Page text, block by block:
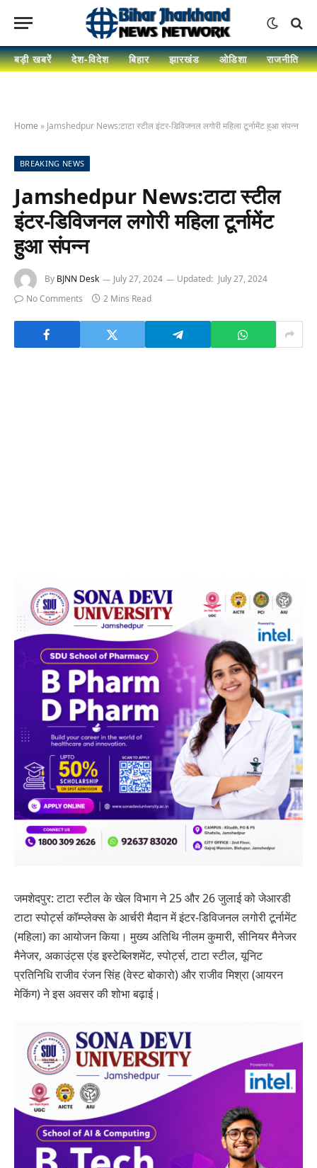
बड़ी खबरें देश-विदेश बिहार झारखंड ओडिशा राजनीति
Home » Jamshedpur News:टाटा स्टील इंटर-डिविजनल लगोरी महिला टूर्नामेंट हुआ संपन्न
BREAKING NEWS
Jamshedpur News:टाटा स्टील
इंटर-डिविजनल लगोरी महिला टूर्नामेंट
हुआ संपन्न
By BJNN Desk July 27, 2024 Updated: July 27, 2024
No Comments
2 Mins Read
जमशेदपुर: टाटा स्टील के खेल विभाग ने 25 और 26 जुलाई को जेआरडी
टाटा स्पोर्ट्स कॉम्प्लेक्स के आर्चरी मैदान में इंटर-डिविजनल लगोरी टूर्नामेंट
(महिला) का आयोजन किया। मुख्य अतिथि नीलम कुमारी, सीनियर मैनेजर
मैनेजर, अकाउंट्स एंड इस्टेब्लिशमेंट, स्पोर्ट्स, टाटा स्टील, यूनिट
प्रतिनिधि राजीव रंजन सिंह (वेस्ट बोकारो) और राजीव मिश्रा (आयरन
मेकिंग) ने इस अवसर की शोभा बढ़ाई।